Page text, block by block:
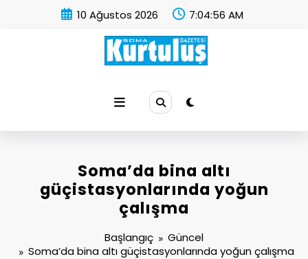
10 Ağustos 2026 7:04:57 AM
Soma’da bina altı
güçistasyonlarında yoğun
çalışma
Başlangıç
Güncel
Soma’da bina altı güçistasyonlarında yoğun çalışma